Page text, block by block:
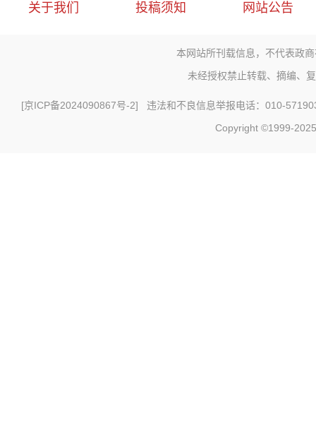
关于我们 投稿须知 网站公告
本网站所刊载信息，不代表政
未经授权禁止转载、摘编、
[京ICP备2024090867号-2] 违法和不良信息举报电话：010-
Copyright ©1999-